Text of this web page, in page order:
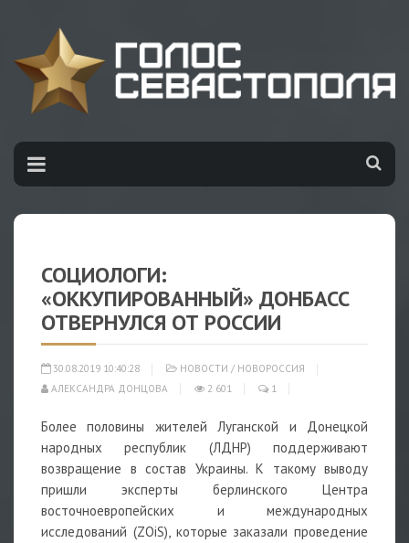
СОЦИОЛОГИ:
«ОККУПИРОВАННЫЙ» ДОНБАСС
ОТВЕРНУЛСЯ ОТ РОССИИ
30.08.2019 10:40:28 НОВОСТИ / НОВОРОССИЯ
АЛЕКСАНДРА ДОНЦОВА
2 601 1
Более половины жителей Луганской и Донецкой
народных республик (ЛДНР) поддерживают
возвращение в состав Украины. К такому выводу
пришли эксперты берлинского Центра
восточноевропейских и международных
исследований (ZOiS), которые заказали проведение